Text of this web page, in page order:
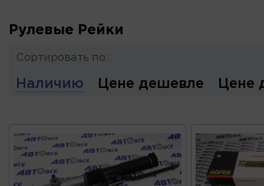
Рулевые Рейки
Сортировать по:
Наличию Цене дешевле Цене